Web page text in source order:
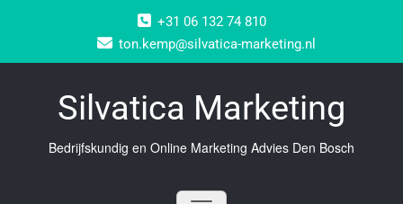
+31 06 132 74 810
ton.kemp@silvatica-marketing.nl
Silvatica Marketing
Bedrijfskundig en Online Marketing Advies Den Bosch